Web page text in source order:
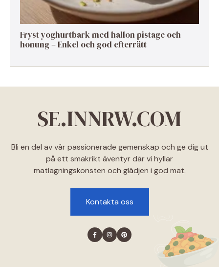
Fryst yoghurtbark med hallon pistage och
honung – Enkel och god efterrätt
SE.INNRW.COM
Bli en del av vår passionerade gemenskap och ge dig ut
på ett smakrikt äventyr där vi hyllar
matlagningskonsten och glädjen i god mat.
Kontakta oss